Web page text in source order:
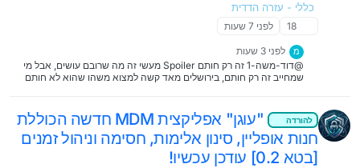
כללי - עזרה הדדית
18
לפני 7 שעות
מ
לפני 3 שעות
@דוד-משה-1 זה רק חותם Spoiler מעשי זה מה שרובם עושים, אבל מי
שמחייב זה רק חותם, בירושלים מאד קשה למצוא משהו שהוא לא חותם
להורדה
"עוגן" אפליקצית MDM חדשה הכוללת
חנות אופליין, סינון אלימות, חסימה וניהול זמנים
[בטא 0.2] עודכן עכשיו!